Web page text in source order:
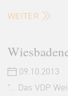
WEITER
09.10.2013
"... Das VDP